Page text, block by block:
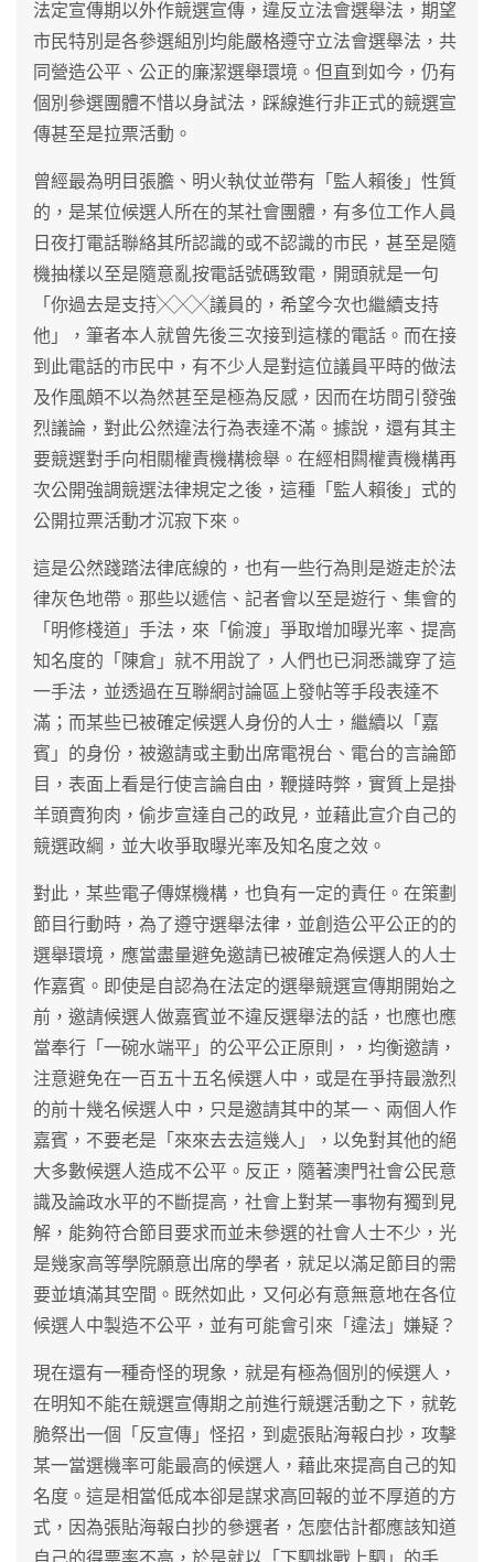
法定宣傳期以外作競選宣傳，違反立法會選舉法，期望
市民特別是各參選組別均能嚴格遵守立法會選舉法，共
同營造公平、公正的廉潔選舉環境。但直到如今，仍有
個別參選團體不惜以身試法，踩線進行非正式的競選宣
傳甚至是拉票活動。
曾經最為明目張膽、明火執仗並帶有「監人賴後」性質
的，是某位候選人所在的某社會團體，有多位工作人員
日夜打電話聯絡其所認識的或不認識的市民，甚至是隨
機抽樣以至是隨意亂按電話號碼致電，開頭就是一句
「你過去是支持╳╳╳議員的，希望今次也繼續支持
他」，筆者本人就曾先後三次接到這樣的電話。而在接
到此電話的市民中，有不少人是對這位議員平時的做法
及作風頗不以為然甚至是極為反感，因而在坊間引發強
烈議論，對此公然違法行為表達不滿。據說，還有其主
要競選對手向相關權責機構檢舉。在經相闗權責機構再
次公開強調競選法律規定之後，這種「監人賴後」式的
公開拉票活動才沉寂下來。
這是公然踐踏法律底線的，也有一些行為則是遊走於法
律灰色地帶。那些以遞信、記者會以至是遊行、集會的
「明修棧道」手法，來「偷渡」爭取增加曝光率、提高
知名度的「陳倉」就不用說了，人們也已洞悉識穿了這
一手法，並透過在互聯網討論區上發帖等手段表達不
滿；而某些已被確定候選人身份的人士，繼續以「嘉
賓」的身份，被邀請或主動出席電視台、電台的言論節
目，表面上看是行使言論自由，鞭撻時弊，實質上是掛
羊頭賣狗肉，偷步宣達自己的政見，並藉此宣介自己的
競選政綱，並大收爭取曝光率及知名度之效。
對此，某些電子傳媒機構，也負有一定的責任。在策劃
節目行動時，為了遵守選舉法律，並創造公平公正的的
選舉環境，應當盡量避免邀請已被確定為候選人的人士
作嘉賓。即使是自認為在法定的選舉競選宣傳期開始之
前，邀請候選人做嘉賓並不違反選舉法的話，也應也應
當奉行「一碗水端平」的公平公正原則，，均衡邀請，
注意避免在一百五十五名候選人中，或是在爭持最激烈
的前十幾名候選人中，只是邀請其中的某一、兩個人作
嘉賓，不要老是「來來去去這幾人」，以免對其他的絕
大多數候選人造成不公平。反正，隨著澳門社會公民意
識及論政水平的不斷提高，社會上對某一事物有獨到見
解，能夠符合節目要求而並未參選的社會人士不少，光
是幾家高等學院願意出席的學者，就足以滿足節目的需
要並填滿其空間。既然如此，又何必有意無意地在各位
候選人中製造不公平，並有可能會引來「違法」嫌疑？
現在還有一種奇怪的現象，就是有極為個別的候選人，
在明知不能在競選宣傳期之前進行競選活動之下，就乾
脆祭出一個「反宣傳」怪招，到處張貼海報白抄，攻擊
某一當選機率可能最高的候選人，藉此來提高自己的知
名度。這是相當低成本卻是謀求高回報的並不厚道的方
式，因為張貼海報白抄的參選者，怎麼估計都應該知道